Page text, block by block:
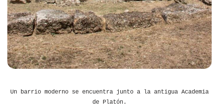
Un barrio moderno se encuentra junto a la antigua Academia
de Platón.